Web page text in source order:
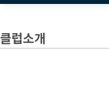
클럽소개